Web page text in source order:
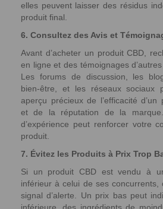
elles peuvent laisser des résidus
produit final.
6. Consultez des Avis et
Avant d’acheter un produit CBD,
en ligne et des témoignages
Les forums de discussion, les
bien-être, et les réseaux sociaux
aperçu précieux de l’efficacité d’un
et de la réputation de la
d’expérience peut renforcer votre
produit.
7. Évitez les Produits à Prix Trop
Si un produit CBD est vendu à
inférieur à celui de ses concurrents,
signal d’alerte. Un prix bas peut